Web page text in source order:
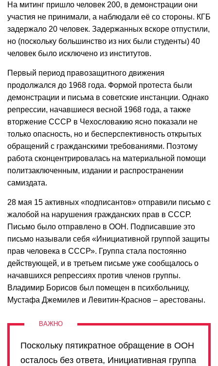
На митинг пришло человек 200, в демонстрации они
участия не принимали, а наблюдали её со стороны. КГБ
задержало 20 человек. Задержанных вскоре отпустили,
но (поскольку большинство из них были студенты) 40
человек было исключено из институтов.
Первый период правозащитного движения
продолжался до 1968 года. Формой протеста были
демонстрации и письма в советские инстанции. Однако
репрессии, начавшиеся весной 1968 года, а также
вторжение СССР в Чехословакию ясно показали не
только опасность, но и бесперспективность открытых
обращений с гражданскими требованиями. Поэтому
работа сконцентрировалась на материальной помощи
политзаключенным, издании и распространении
самиздата.
28 мая 15 активных «подписантов» отправили письмо с
жалобой на нарушения гражданских прав в СССР.
Письмо было отправлено в ООН. Подписавшие это
письмо называли себя «Инициативной группой защиты
прав человека в СССР». Группа стала постоянно
действующей, и в третьем письме уже сообщалось о
начавшихся репрессиях против членов группы.
Владимир Борисов был помещен в психбольницу,
Мустафа Джемилев и Левитин-Краснов – арестованы.
Поскольку пятикратное обращение в ООН
осталось без ответа, Инициативная группа